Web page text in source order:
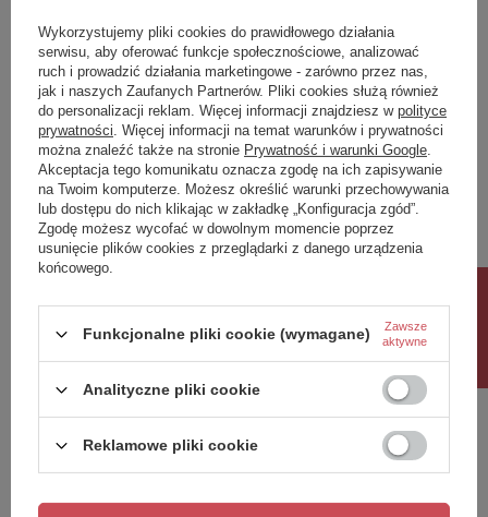
Klasa Energetyczna G
kWh/1000h 36
Potrzebujesz pomocy? Masz pytania?
Zadaj pytanie a my odpowiemy niezwłocznie,
najciekawsze pytania i odpowiedzi publikując
dla innych.
Zadaj pytanie
Twoja ocena:
5/5
Wykorzystujemy pliki cookies do prawidłowego działania
serwisu, aby oferować funkcje społecznościowe, analizować
ruch i prowadzić działania marketingowe - zarówno przez nas,
jak i naszych Zaufanych Partnerów. Pliki cookies służą również
do personalizacji reklam. Więcej informacji znajdziesz w polityce
prywatności . Więcej informacji na temat warunków i prywatności
można znaleźć także na stronie Prywatność i warunki Google
Akceptacja tego komunikatu oznacza zgodę na ich zapisywanie
na Twoim komputerze. Możesz określić warunki przechowywania
lub dostępu do nich klikając w zakładkę „Konfiguracja zgód”.
Zgodę możesz wycofać w dowolnym momencie poprzez
usunięcie plików cookies z przeglądarki z danego urządzenia
końcowego.
Funkcjonalne pliki cookie (wymagane)
Zawsze
aktywne
Analityczne pliki cookie
Reklamowe pliki cookie